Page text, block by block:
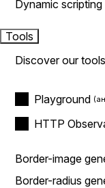
Dynamic
Tools
Discover our tools
Playground
HTTP
Border-image
Border-radius